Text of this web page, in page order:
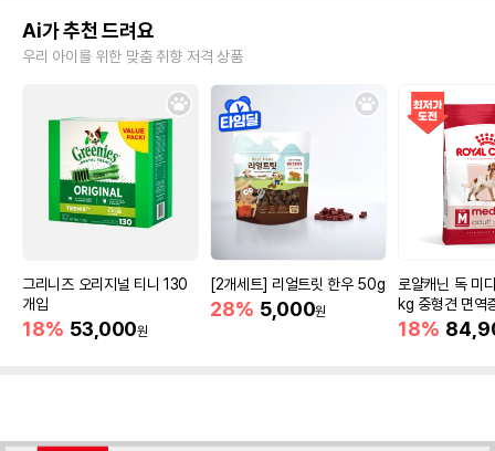
Ai가 추천 드려요
우리 아이를 위한 맞춤 취향 저격 상품
그리니즈 오리지널 티니 130
개입
18% 53,000원
[2개세트] 리얼트릿 한우 50g
28% 5,000원
로얄캐닌 독 미
kg 중형견 면역
18%